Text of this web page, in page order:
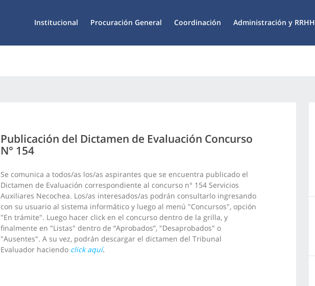
Institucional Procuración General Coordinación Administración y RRHH
Publicación del Dictamen de Evaluación Concurso
N° 154
Se comunica a todos/as los/as aspirantes que se encuentra publicado el
Dictamen de Evaluación correspondiente al concurso n° 154 Servicios
Auxiliares Necochea. Los/as interesados/as podrán consultarlo ingresando
con su usuario al sistema informático y luego al menú "Concursos", opción
"En trámite". Luego hacer click en el concurso dentro de la grilla, y
finalmente en "Listas" dentro de “Aprobados”, "Desaprobados" o
"Ausentes". A su vez, podrán descargar el dictamen del Tribunal
Evaluador haciendo click aquí.